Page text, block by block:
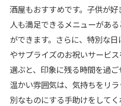
酒屋もおすすめです。子供が
人も満足できるメニューがあ
ができます。さらに、特別な
やサプライズのお祝いサービ
選ぶと、印象に残る時間を過
温かい雰囲気は、気持ちをリ
別なものにする手助けをして